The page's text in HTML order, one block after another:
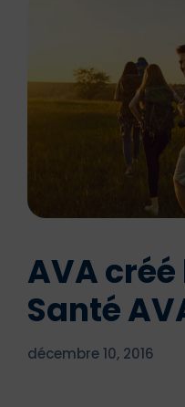
AVA créé
Santé
décembre 10, 2016